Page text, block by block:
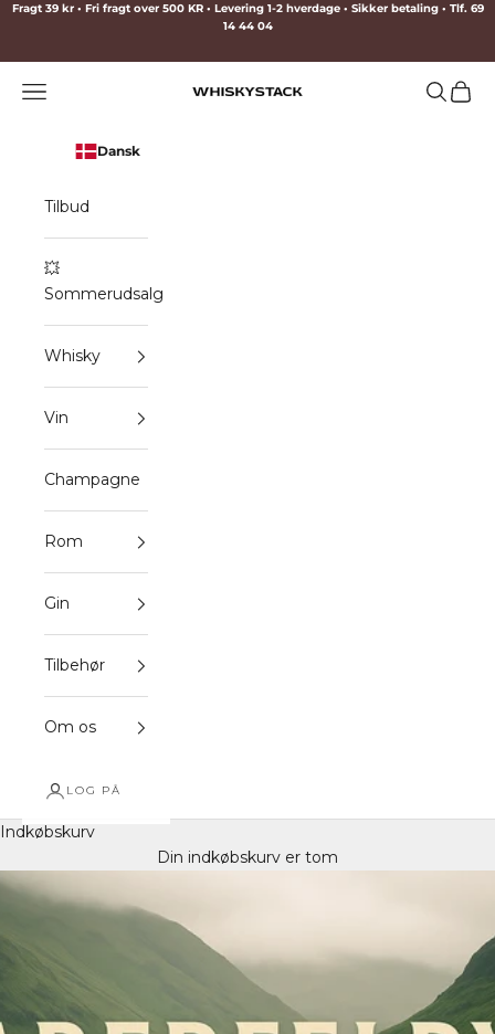
Spring til indhold
Fragt 39 kr • Fri fragt over 500 KR • Levering 1-2 hverdage • Sikker betaling • Tlf. 69
14 44 04
WHISKYSTACK
Menu Søg
Dansk
Tilbud
💥
Sommerudsalg
Whisky
Vin
Champagne
Rom
Gin
Tilbehør
Om os
LOG PÅ
Indkøbskurv
Din indkøbskurv er tom